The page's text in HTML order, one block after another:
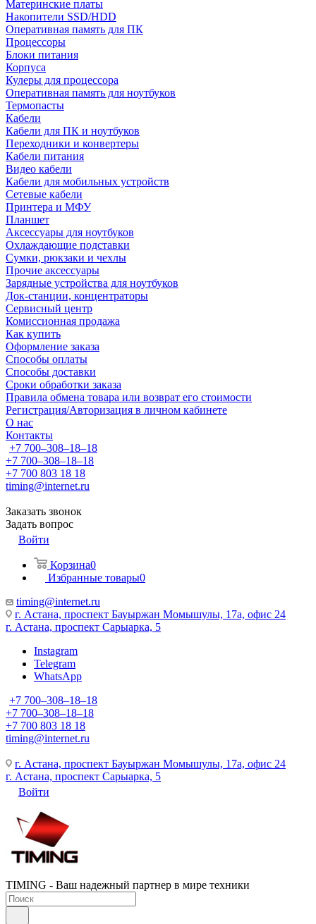
Материнские платы
Накопители SSD/HDD
Оперативная память для ПК
Процессоры
Блоки питания
Корпуса
Кулеры для процессора
Оперативная память для ноутбуков
Термопасты
Кабели
Кабели для ПК и ноутбуков
Переходники и конвертеры
Кабели питания
Видео кабели
Кабели для мобильных устройств
Сетевые кабели
Принтера и МФУ
Планшет
Аксессуары для ноутбуков
Охлаждающие подставки
Сумки, рюкзаки и чехлы
Прочие аксессуары
Зарядные устройства для ноутбуков
Док-станции, концентраторы
Сервисный центр
Комиссионная продажа
Как купить
Оформление заказа
Способы оплаты
Способы доставки
Сроки обработки заказа
Правила обмена товара или возврат его стоимости
Регистрация/Авторизация в личном кабинете
О нас
Контакты
+7 700‒308‒18‒18
+7 700‒308‒18‒18
+7 700 803 18 18
timing@internet.ru
Заказать звонок
Задать вопрос
Войти
Корзина0
Избранные товары0
timing@internet.ru
г. Астана, проспект Бауыржан Момышулы, 17а, офис 24
г. Астана, проспект Сарыарка, 5
Instagram
Telegram
WhatsApp
+7 700‒308‒18‒18
+7 700‒308‒18‒18
+7 700 803 18 18
timing@internet.ru
г. Астана, проспект Бауыржан Момышулы, 17а, офис 24
г. Астана, проспект Сарыарка, 5
Войти
TIMING - Ваш надежный партнер в мире техники